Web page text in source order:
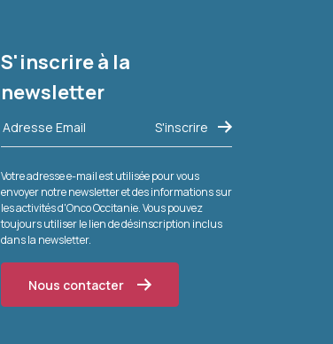
S'inscrire à la
newsletter
Votre adresse e-mail est utilisée pour vous
envoyer notre newsletter et des informations sur
les activités d'Onco Occitanie. Vous pouvez
toujours utiliser le lien de désinscription inclus
dans la newsletter.
Nous contacter